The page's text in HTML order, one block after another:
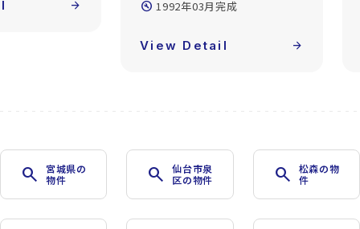
arrow_forward build_circle 1992年03月完成
View Detail arrow_forward
search
宮城県の
物件
search
仙台市泉
区の物件
search
松森の物
件